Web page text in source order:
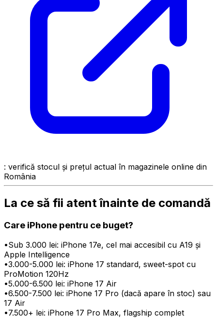
: verifică stocul și prețul actual în magazinele online din
România
La ce să fii atent înainte de comandă
Care iPhone pentru ce buget?
•Sub 3.000 lei: iPhone 17e, cel mai accesibil cu A19 și
Apple Intelligence
•3.000-5.000 lei: iPhone 17 standard, sweet-spot cu
ProMotion 120Hz
•5.000-6.500 lei: iPhone 17 Air
•6.500-7.500 lei: iPhone 17 Pro (dacă apare în stoc) sau
17 Air
•7.500+ lei: iPhone 17 Pro Max, flagship complet